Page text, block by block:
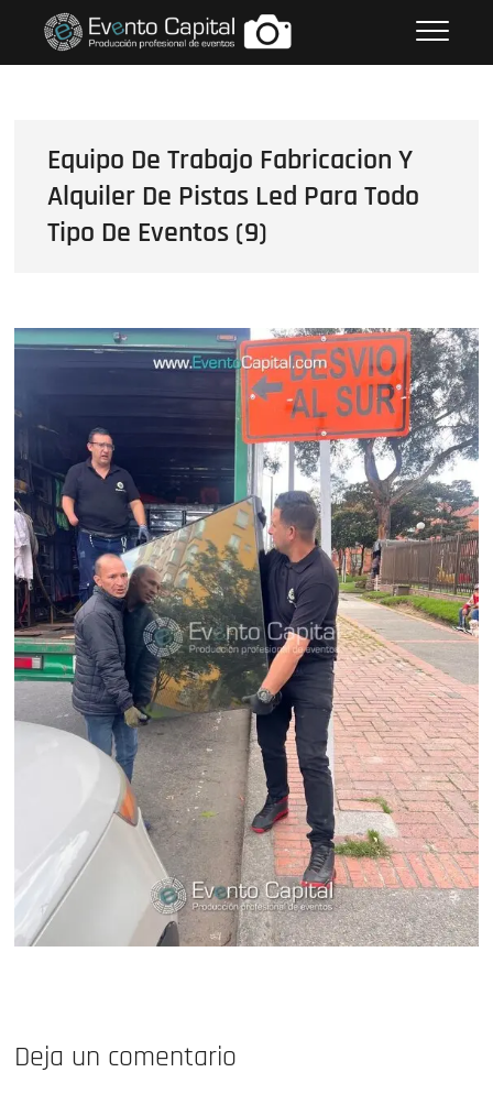
contenido
FOTOS GRUPO EMPRESARIAL
Equipo De Trabajo Fabricacion Y
Alquiler De Pistas Led Para Todo
Tipo De Eventos (9)
Deja un comentario